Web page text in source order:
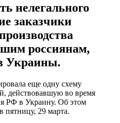
нелегального
заказчики
россиянам,
Украины.
еще одну схему
действовавшую во время
РФ в Украину. Об этом
пятницу, 29 марта.